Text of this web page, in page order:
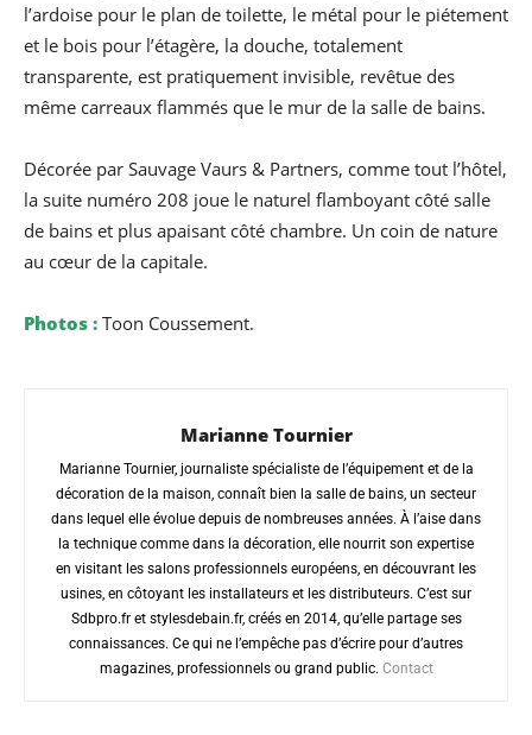
l’ardoise pour le plan de toilette, le métal pour le piétement
et le bois pour l’étagère, la douche, totalement
transparente, est pratiquement invisible, revêtue des
même carreaux flammés que le mur de la salle de bains.
Décorée par Sauvage Vaurs & Partners, comme tout l’hôtel,
la suite numéro 208 joue le naturel flamboyant côté salle
de bains et plus apaisant côté chambre. Un coin de nature
au cœur de la capitale.
Photos : Toon Coussement.
Marianne Tournier
Marianne Tournier, journaliste spécialiste de l’équipement et de la
décoration de la maison, connaît bien la salle de bains, un secteur
dans lequel elle évolue depuis de nombreuses années. À l’aise dans
la technique comme dans la décoration, elle nourrit son expertise
en visitant les salons professionnels européens, en découvrant les
usines, en côtoyant les installateurs et les distributeurs. C’est sur
Sdbpro.fr et stylesdebain.fr, créés en 2014, qu’elle partage ses
connaissances. Ce qui ne l’empêche pas d’écrire pour d’autres
magazines, professionnels ou grand public. Contact